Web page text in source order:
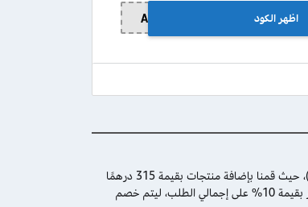
A22 اظهر الكود
)، حيث قمنا بإضافة منتجات بقيمة 315 درهمًا
إماراتيًّا إلى سلة التسوق، وفور تفعيل الرمز الترويجي في الحقل المخصص وتفعيله، حصلنا على تخفيض مباشر بقيمة 10% على إجمالي الطلب، ليتم خصم